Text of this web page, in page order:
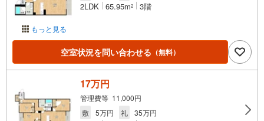
もっと見る
2LDK 65.95m2 3階
空室状況を問い合わせる （無料）
17万円
管理費等 11,000円
敷
5万円 礼 35万円